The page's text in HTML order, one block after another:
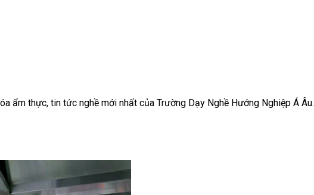
ẩm thực, tin tức nghề mới nhất của Trường Dạy Nghề Hướng Nghiệp Á Âu.